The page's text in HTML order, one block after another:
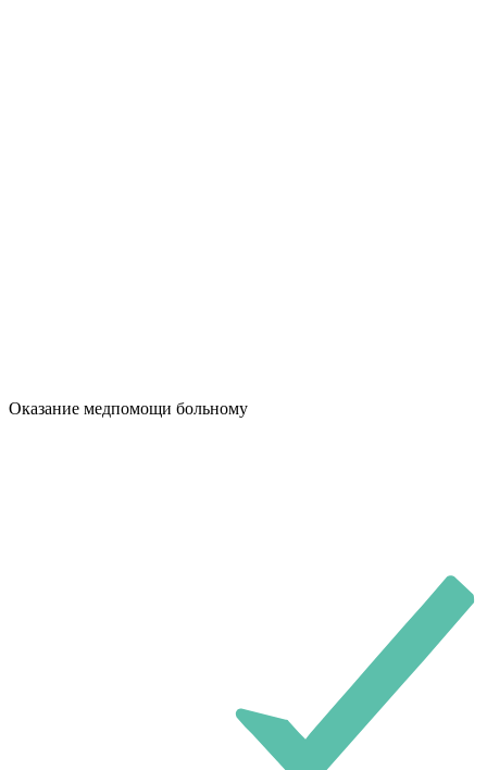
Оказание медпомощи больному